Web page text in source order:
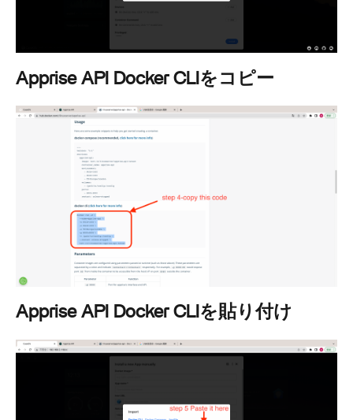
Apprise API Docker CLIをコピー
Apprise API Docker CLIを貼り付け